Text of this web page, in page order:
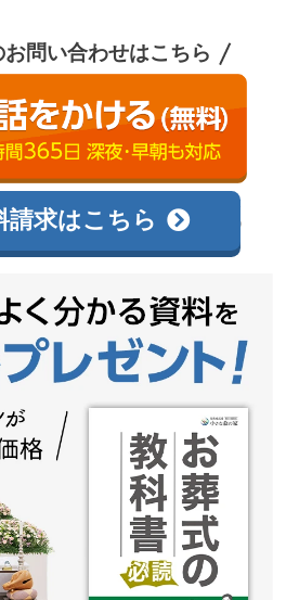
問い合わせはこちら
138-726
請求はこちら